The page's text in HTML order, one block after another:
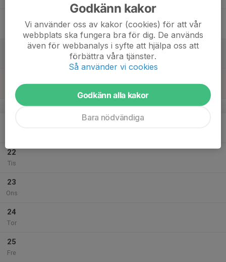
Sön
v.43
22
Tis
23
Ons
24
Tor
25
Fre
Godkänn kakor
Vi använder oss av kakor (cookies) för att vår
webbplats ska fungera bra för dig. De används
även för webbanalys i syfte att hjälpa oss att
förbättra våra tjänster.
Så använder vi cookies
Godkänn alla kakor
Bara nödvändiga